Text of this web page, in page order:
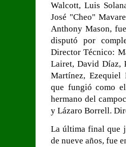
Walcott, Luis
José "Cheo"
Anthony Mason,
disputó por
Director Técnico:
Lairet, David Díaz,
Martínez, Ezequiel
que fungió como
hermano del
y Lázaro Borrell.
La última final que
de nueve años, fue